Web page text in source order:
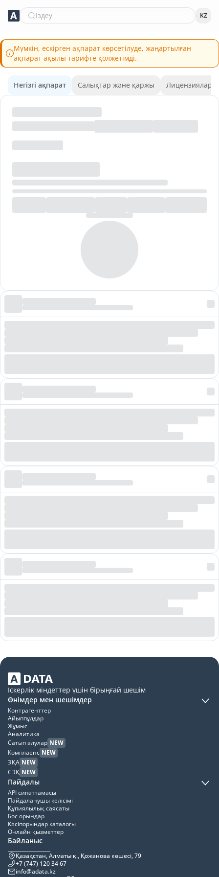
Іздеу KZ
Мүмкін, ескірген ақпарат көрсетілуде, жаңартылған
ақпарат ақылы тарифте қолжетімді.
Негізгі ақпарат Салықтар және қаржы Лицензиялар
Іскерлік міндеттер үшін бірыңғай шешім
Өнімдер мен шешімдер
Контрагенттер
Айыппұлдар
Жұмыс
Аналитика
Сатып алулар NEW
Комплаенс NEW
ЭҚА NEW
СЭҚ NEW
Пайдалы
API сипаттамасы
Пайдаланушы келісімі
Құпиялылық саясаты
Бос орындар
Кәсіпорындар каталогы
Онлайн қызметтер
Байланыс
Қазақстан, Алматы қ., Қожанова көшесі, 79
+7 (747) 120 34 67
info@adata.kz